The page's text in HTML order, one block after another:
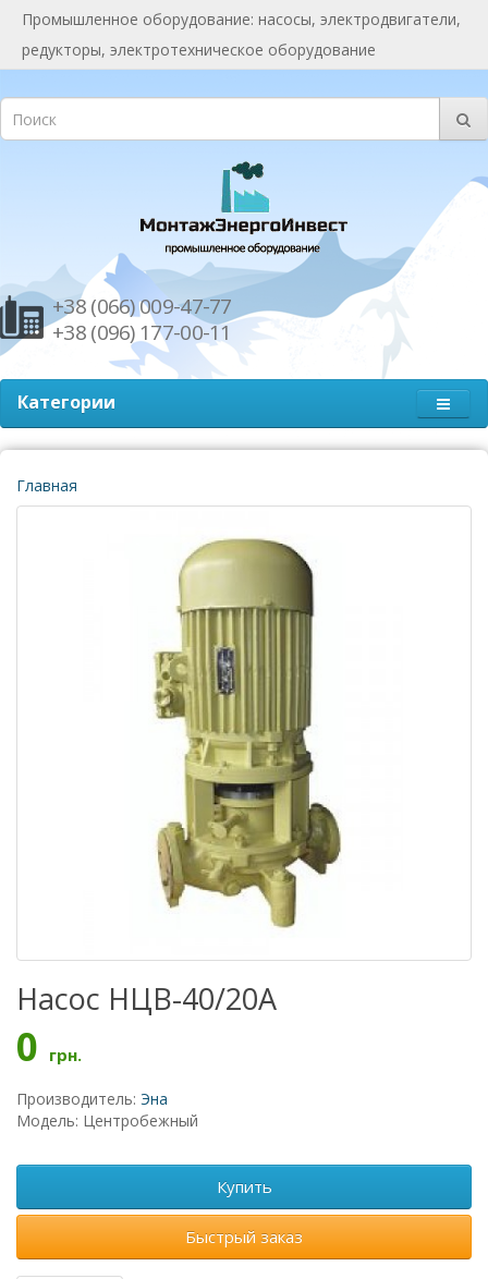
Промышленное оборудование: насосы, электродвигатели,
редукторы, электротехническое оборудование
+38 (066) 009-47-77
+38 (096) 177-00-11
Категории
Главная
Насос НЦВ-40/20А
0 грн.
Производитель: Эна
Модель: Центробежный
Купить
Быстрый заказ